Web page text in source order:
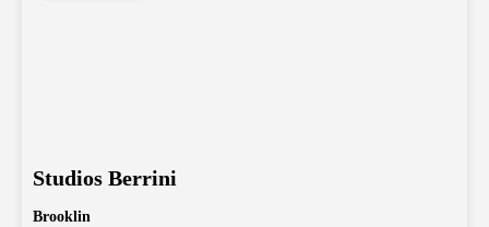
Studios Berrini
Brooklin